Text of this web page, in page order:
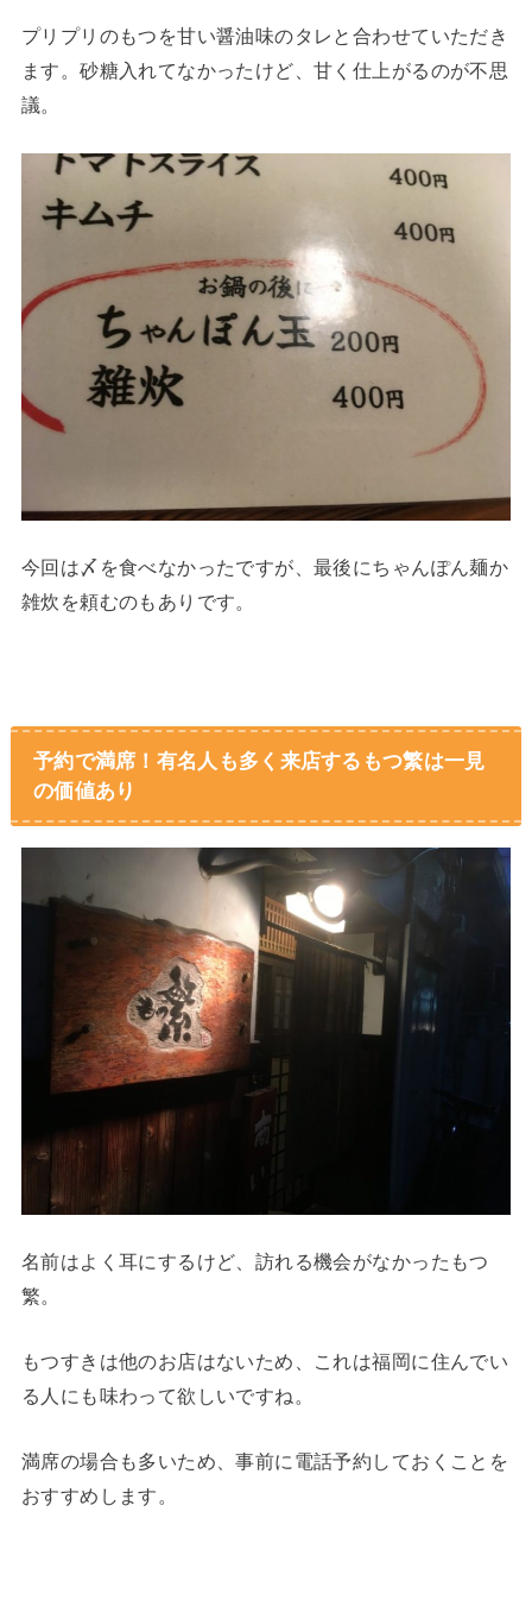
プリプリのもつを甘い醤油味のタレと合わせていただき
ます。砂糖入れてなかったけど、甘く仕上がるのが不思
議。
今回は〆を食べなかったですが、最後にちゃんぽん麺か
雑炊を頼むのもありです。
予約で満席！有名人も多く来店するもつ繁は一見
の価値あり
名前はよく耳にするけど、訪れる機会がなかったもつ
繁。
もつすきは他のお店はないため、これは福岡に住んでい
る人にも味わって欲しいですね。
満席の場合も多いため、事前に電話予約しておくことを
おすすめします。